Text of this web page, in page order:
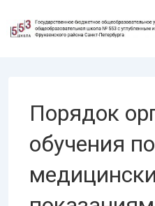
Перейти
Порядок
обучения по